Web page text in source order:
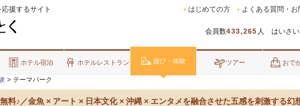
援するサイト
会員数433,265 人 はいさい
はじめての方 よくある質問・お
ホテル宿泊 ホテルレストラン 遊び・体験 ツアー おで
> テーマパーク
料♪／金魚 × アート × 日本文化 × 沖縄 × エンタメを融合させた五感を刺激する幻